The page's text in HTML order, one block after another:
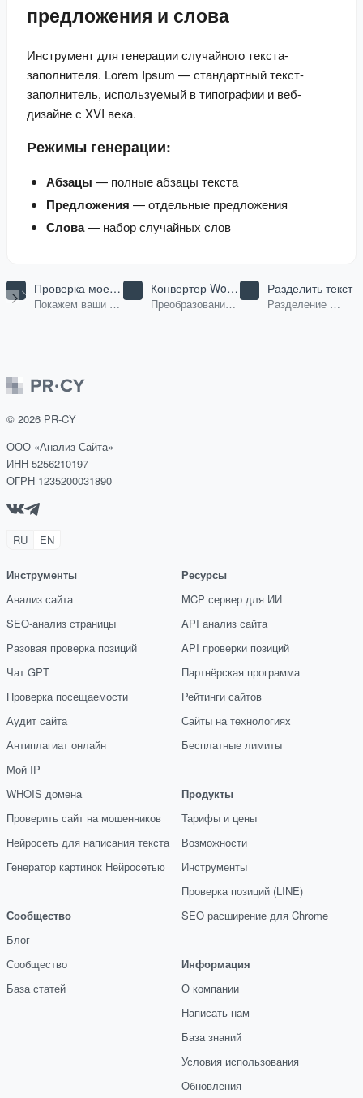
предложения и слова
Инструмент для генерации случайного текста-
заполнителя. Lorem Ipsum — стандартный текст-
заполнитель, используемый в типографии и веб-
дизайне с XVI века.
Режимы генерации:
Абзацы — полные абзацы текста
Предложения — отдельные предложения
Слова— набор случайных слов
Проверка моего
IP
Покажем ваши
Конвертер Word
в Markdown
Преобразование
Разделить текст
Разделение
© 2026 PR-CY
ООО «Анализ Сайта»
ИНН 5256210197
ОГРН 1235200031890
RU EN
Инструменты
Анализ сайта
SEO-анализ страницы
Разовая проверка позиций
Чат GPT
Проверка посещаемости
Аудит сайта
Антиплагиат онлайн
Мой IP
WHOIS домена
Проверить сайт на мошенников
Нейросеть для написания текста
Генератор картинок Нейросетью
Сообщество
Блог
Сообщество
База статей
Ресурсы
MCP сервер для ИИ
API анализ сайта
API проверки позиций
Партнёрская программа
Рейтинги сайтов
Сайты на технологиях
Бесплатные лимиты
Продукты
Тарифы и цены
Возможности
Инструменты
Проверка позиций (LINE)
SEO расширение для Chrome
Информация
О компании
Написать нам
База знаний
Условия использования
Обновления